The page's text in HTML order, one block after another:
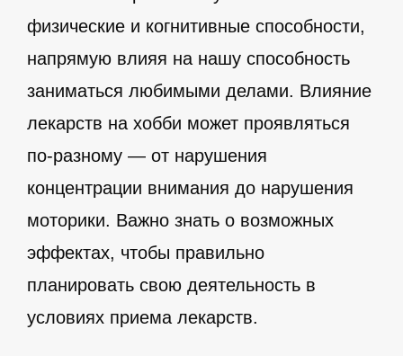
физические и когнитивные способности,
напрямую влияя на нашу способность
заниматься любимыми делами. Влияние
лекарств на хобби может проявляться
по-разному — от нарушения
концентрации внимания до нарушения
моторики. Важно знать о возможных
эффектах, чтобы правильно
планировать свою деятельность в
условиях приема лекарств.